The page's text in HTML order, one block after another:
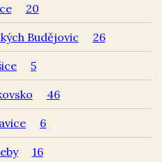
20
Budějovic 26
5
46
6
16